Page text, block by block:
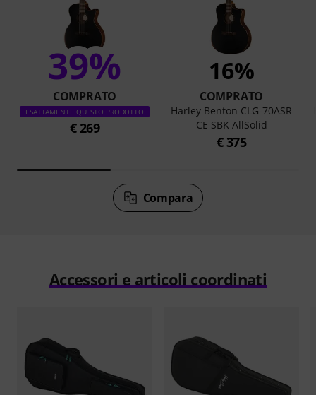
39%
COMPRATO
ESATTAMENTE QUESTO PRODOTTO
€ 269
16%
COMPRATO
Harley Benton CLG-70ASR
CE SBK AllSolid
€ 375
Compara
Accessori e articoli coordinati